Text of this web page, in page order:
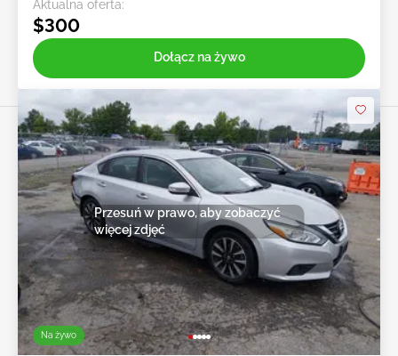
Aktualna oferta:
$300
Dołącz na żywo
Na żywo
Przesuń w prawo, aby zobaczyć
więcej zdjęć